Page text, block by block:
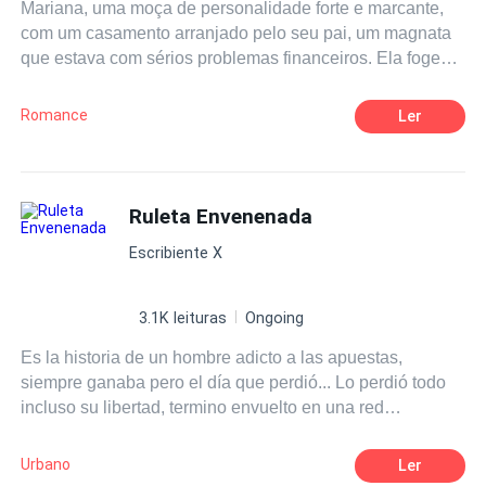
Mariana, uma moça de personalidade forte e marcante,
com um casamento arranjado pelo seu pai, um magnata
que estava com sérios problemas financeiros. Ela foge
nessa fuga iria encontrar seu verdadeiro amor, terá vários
desencontros e confusões, para se unir a esse amor. Seu
empresa, mesmo que para isso tivesse que sacrificar sua
filha. Era uma questão de honra para ele. Mas Mariana
lutaria até o fim, pela sua liberdade, principalmente agora
Romance Ler
Ruleta Envenenada
Escribiente X
3.1K leituras Ongoing
Es la historia de un hombre adicto a las apuestas,
siempre ganaba pero el día que perdió... Lo perdió todo
incluso su libertad, termino envuelto en una red
ruleta envenenada.
Urbano Ler